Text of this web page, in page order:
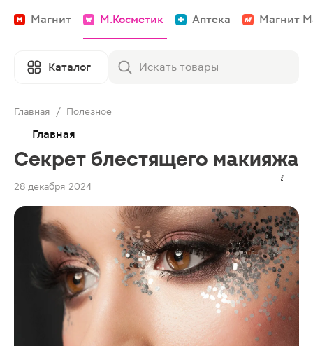
Магнит М.Косметик Аптека Магнит
Каталог
Главная / Полезное
Главная
Секрет блестящего макияжа
28 декабря 2024